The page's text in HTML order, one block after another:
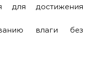
для достижения
влаги без